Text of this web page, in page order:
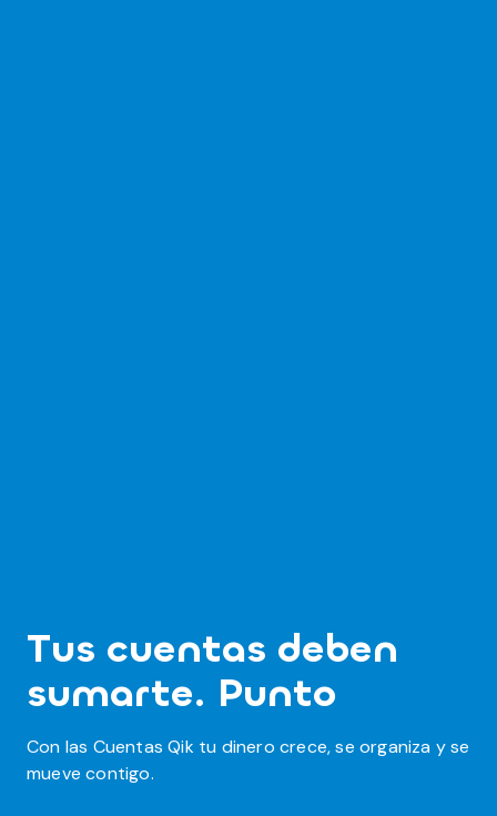
Tus cuentas deben
sumarte. Punto
Con las Cuentas Qik tu dinero crece, se organiza y se
mueve contigo.